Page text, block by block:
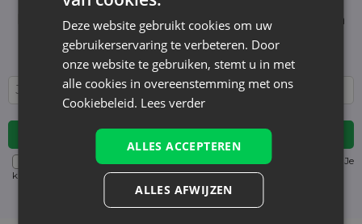
hoogte van het laatste nieuws en aanbiedingen
Wij informeren en tonen nieuws - zonder
onnodige spam. Blijf regelmatig bij ons!
Voor details over gegevensverwerking, zie onze Privacyverklaring. Je
kunt je op elk moment zonder kostenuitschrijven. (verplicht)
Deze website gebruikt cookies om uw
gebruikerservaring te verbeteren. Door
onze website te gebruiken, stemt u in met
alle cookies in overeenstemming met ons
Cookiebeleid. Lees verder
ALLES ACCEPTEREN
ALLES AFWIJZEN